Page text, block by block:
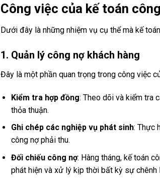
Công việc của kế toán
Dưới đây là những nhiệm vụ cụ thể mà kế
1. Quản lý công nợ khách hàng
Đây là một phần quan trọng trong công việc
Kiểm tra hợp đồng: Theo dõi và kiểm tra
thỏa thuận.
Ghi chép các nghiệp vụ phát sinh: Thực
công nợ phải thu.
Đối chiếu công nợ: Hàng tháng, kế toán
phát hiện và xử lý kịp thời bất kỳ sự chênh